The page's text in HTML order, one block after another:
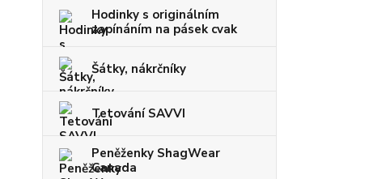
Hodinky s originálním
zapínáním na pásek cvak
Šátky, nákrčníky
Tetování SAVVI
Peněženky ShagWear
Canada